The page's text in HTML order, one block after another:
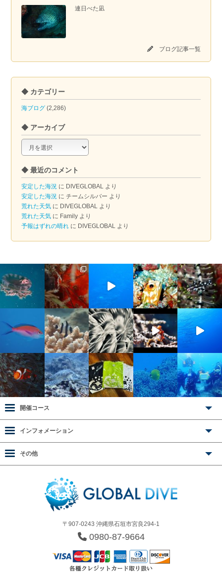
連日べた凪
ブログ記事一覧
◆ カテゴリー
海ブログ (2,286)
◆ アーカイブ
ア
カ
イ
ブ
◆ 最近のコメント
安定した海況 に DIVEGLOBAL より
安定した海況 にチームシルバー より
荒れた天気 に DIVEGLOBAL より
荒れた天気 に Family より
予報はずれの晴れ に DIVEGLOBAL より
〒907-0243 沖縄県石垣市宮良294-1
0980-87-9664
開催コース
インフォメーション
その他